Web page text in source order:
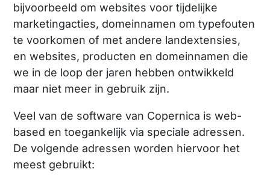
bijvoorbeeld om websites voor tijdelijke
marketingacties, domeinnamen om typefouten
te voorkomen of met andere landextensies,
en websites, producten en domeinnamen die
we in de loop der jaren hebben ontwikkeld
maar niet meer in gebruik zijn.
Veel van de software van Copernica is web-
based en toegankelijk via speciale adressen.
De volgende adressen worden hiervoor het
meest gebruikt: